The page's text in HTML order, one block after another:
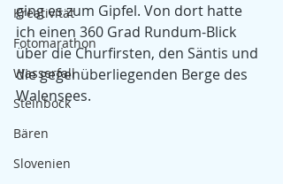
Kreativität
Fotomarathon
Wasserfall
Steinbock
Bären
Slovenien
ging es zum Gipfel. Von dort hatte
ich einen 360 Grad Rundum-Blick
über die Churfirsten, den Säntis und
die gegenüberliegenden Berge des
Walensees.